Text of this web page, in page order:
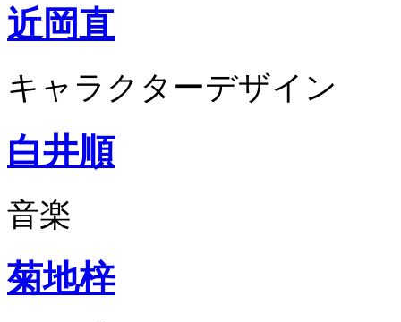
近岡直
キャラクターデザイン
白井順
音楽
菊地梓